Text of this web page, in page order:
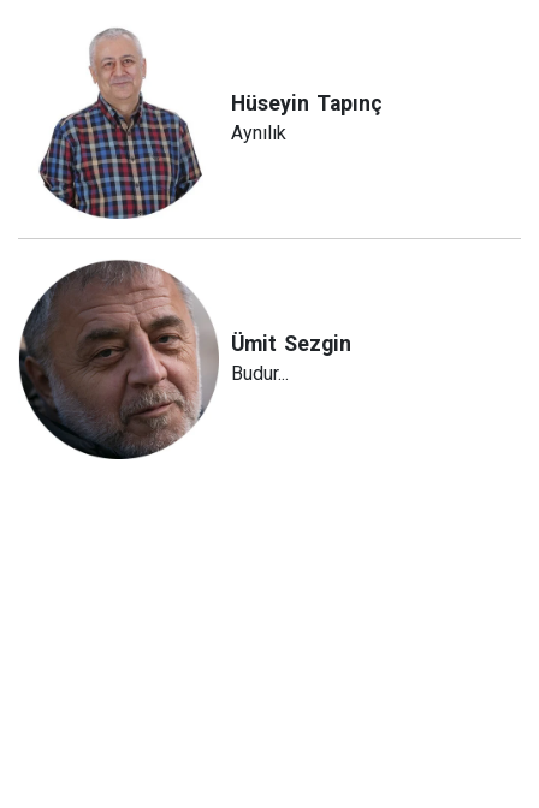
Hüseyin Tapınç
Aynılık
Ümit Sezgin
Budur...